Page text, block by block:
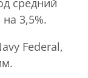
средний
3,5%.
Federal,